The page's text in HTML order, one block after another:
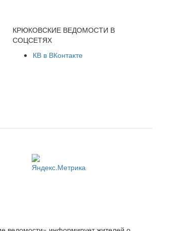
КРЮКОВСКИЕ ВЕДОМОСТИ В
СОЦСЕТЯХ
КВ в ВКонтакте